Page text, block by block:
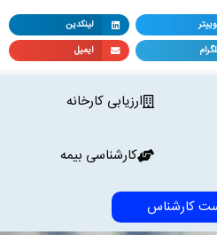
لینکدین
ایمیل
ارزیابی کارخانه
کارشناسی بیمه
کارشناس